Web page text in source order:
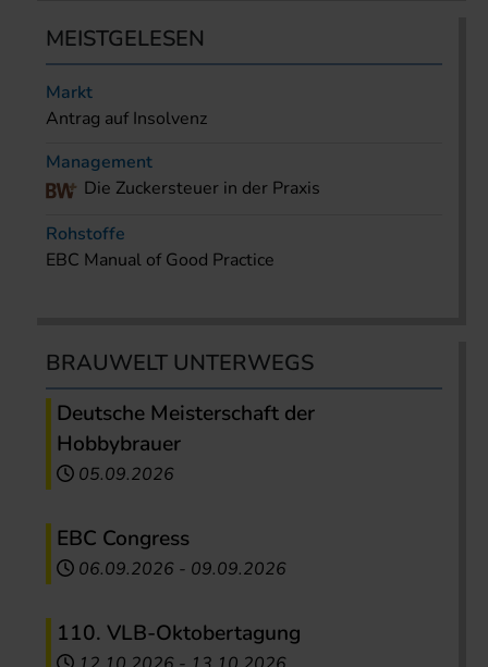
MEISTGELESEN
Markt
Antrag auf Insolvenz
Management
Die Zuckersteuer in der Praxis
Rohstoffe
EBC Manual of Good Practice
BRAUWELT UNTERWEGS
Deutsche Meisterschaft der
Hobbybrauer
05.09.2026
EBC Congress
06.09.2026 - 09.09.2026
110. VLB-Oktobertagung